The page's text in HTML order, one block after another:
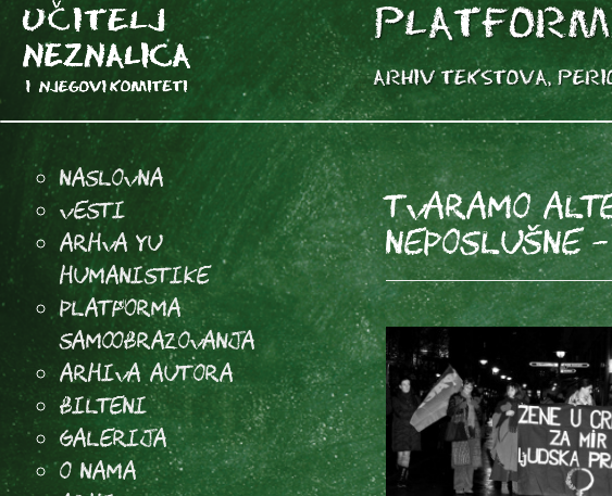
Naslovna
Vesti
Arhva YU
Humanistike
Platforma
samoobrazovanja
arhiva autora
Bilteni
Galerija
O Nama
TVARAMO